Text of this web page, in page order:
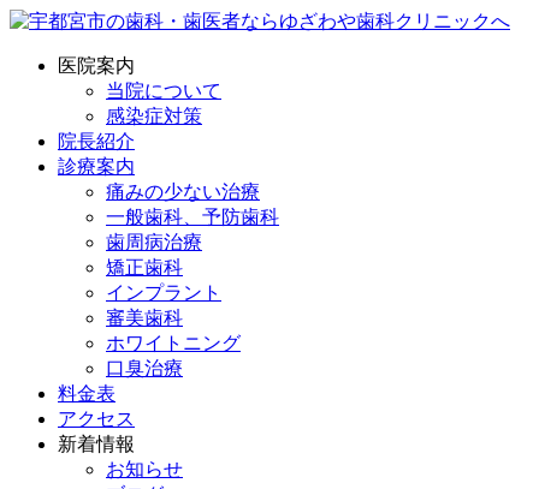
医院案内
当院について
感染症対策
院長紹介
診療案内
痛みの少ない治療
一般歯科、予防歯科
歯周病治療
矯正歯科
インプラント
審美歯科
ホワイトニング
口臭治療
料金表
アクセス
新着情報
お知らせ